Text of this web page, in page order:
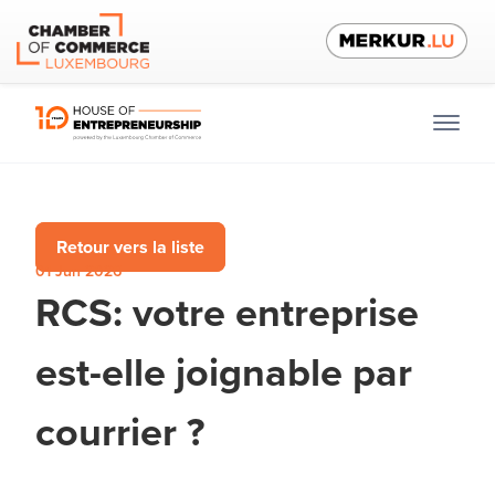
Retour vers la liste
01 Jun 2026
RCS: votre entreprise
est-elle joignable par
courrier ?